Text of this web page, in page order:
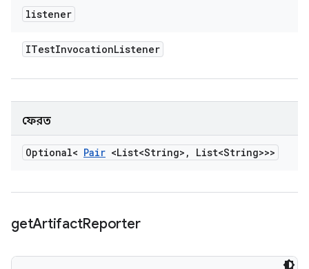
listener
ITestInvocationListener
ফেরত
Optional< Pair <List<String> , List<String>>>
getArtifactReporter